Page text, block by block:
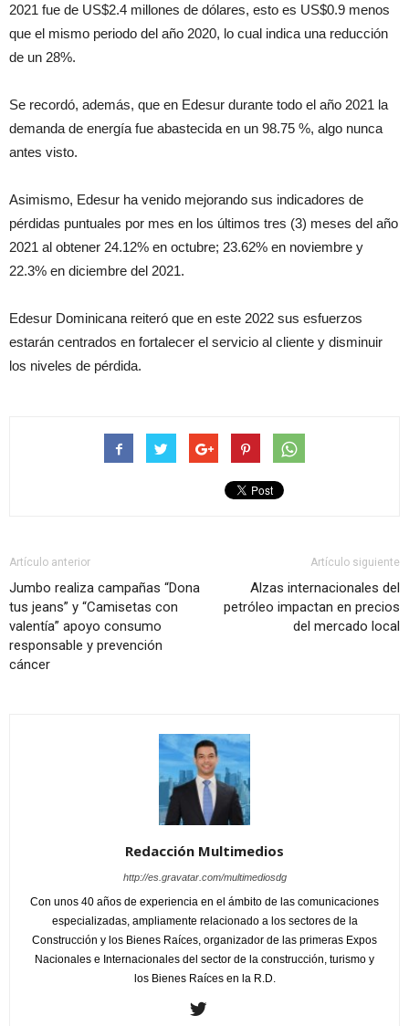
2021 fue de US$2.4 millones de dólares, esto es US$0.9 menos
que el mismo periodo del año 2020, lo cual indica una reducción
de un 28%.
Se recordó, además, que en Edesur durante todo el año 2021 la
demanda de energía fue abastecida en un 98.75 %, algo nunca
antes visto.
Asimismo, Edesur ha venido mejorando sus indicadores de
pérdidas puntuales por mes en los últimos tres (3) meses del año
2021 al obtener 24.12% en octubre; 23.62% en noviembre y
22.3% en diciembre del 2021.
Edesur Dominicana reiteró que en este 2022 sus esfuerzos
estarán centrados en fortalecer el servicio al cliente y disminuir
los niveles de pérdida.
Artículo anterior
Jumbo realiza campañas “Dona
tus jeans” y “Camisetas con
valentía” apoyo consumo
responsable y prevención
cáncer
Artículo siguiente
Alzas internacionales del
petróleo impactan en precios
del mercado local
Redacción Multimedios
http://es.gravatar.com/multimediosdg
Con unos 40 años de experiencia en el ámbito de las comunicaciones
especializadas, ampliamente relacionado a los sectores de la
Construcción y los Bienes Raíces, organizador de las primeras Expos
Nacionales e Internacionales del sector de la construcción, turismo y
los Bienes Raíces en la R.D.